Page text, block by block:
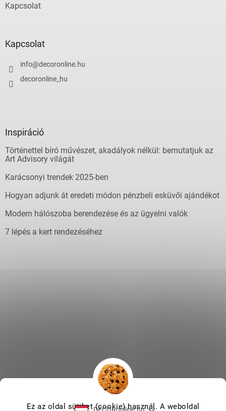
Ez az oldal sütiket (cookie) használ. A weboldal
Kapcsolat
Kapcsolat
info@decoronline.hu
decoronline_hu
Inspiráció
Történettel bíró művészet, akadályok nélkül: bemutatjuk az
Art Advisory világát
Karácsonyi trendek 2025-ben
Hogyan adjunk át eredeti módon pénzbeli esküvői ajándékot
Modern hálószoba berendezése és az ügyelni valók
7 lépés a kert rendezéséhez